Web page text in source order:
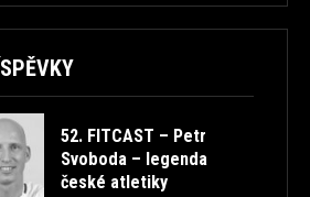
52. FITCAST – Petr
Svoboda – legenda
české atletiky